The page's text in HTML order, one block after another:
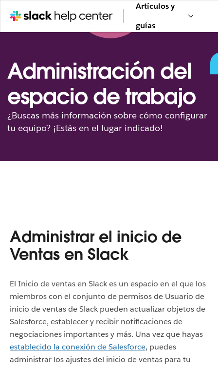
Artículos y
guías
Administración del
espacio de trabajo
¿Buscas más información sobre cómo configurar
tu equipo? ¡Estás en el lugar indicado!
Administrar el inicio de
Ventas en Slack
El Inicio de ventas en Slack es un espacio en el que los
miembros con el conjunto de permisos de Usuario de
inicio de ventas de Slack pueden actualizar objetos de
Salesforce, establecer y recibir notificaciones de
negociaciones importantes y más. Una vez que hayas
establecido la conexión de Salesforce, puedes
administrar los ajustes del inicio de ventas para tu